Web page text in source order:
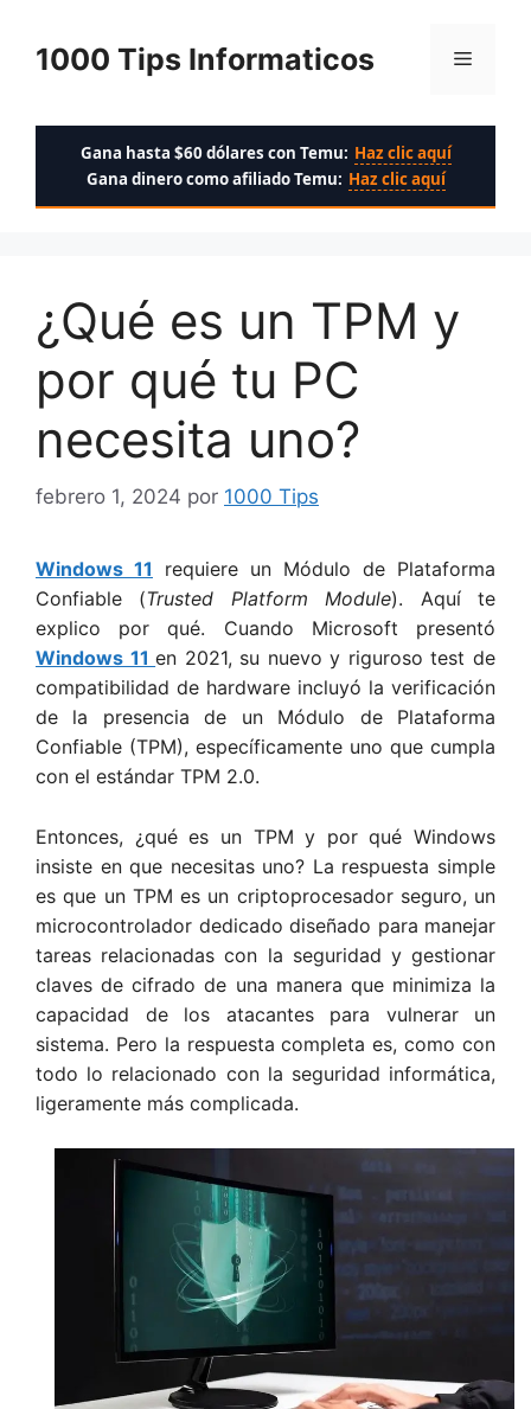
contenido
1000 Tips Informaticos Menú
Gana hasta $60 dólares con Temu: Haz clic aquí
Gana dinero como afiliado Temu: Haz clic aquí
¿Qué es un TPM y
por qué tu PC
necesita uno?
febrero 1, 2024 por 1000 Tips
Windows 11 requiere un Módulo de Plataforma
Confiable (Trusted Platform Module). Aquí te
explico por qué. Cuando Microsoft presentó
Windows 11en 2021, su nuevo y riguroso test de
compatibilidad de hardware incluyó la verificación
de la presencia de un Módulo de Plataforma
Confiable (TPM), específicamente uno que cumpla
con el estándar TPM 2.0.
Entonces, ¿qué es un TPM y por qué Windows
insiste en que necesitas uno? La respuesta simple
es que un TPM es un criptoprocesador seguro, un
microcontrolador dedicado diseñado para manejar
tareas relacionadas con la seguridad y gestionar
claves de cifrado de una manera que minimiza la
capacidad de los atacantes para vulnerar un
sistema. Pero la respuesta completa es, como con
todo lo relacionado con la seguridad informática,
ligeramente más complicada.